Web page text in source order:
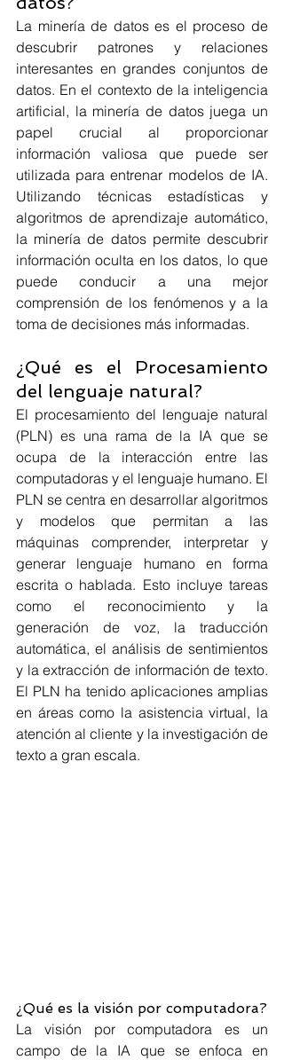
La minería de datos es el proceso de
descubrir patrones y relaciones
interesantes en grandes conjuntos de
datos. En el contexto de la inteligencia
artificial, la minería de datos juega un
papel crucial al proporcionar
información valiosa que puede ser
utilizada para entrenar modelos de IA.
Utilizando técnicas estadísticas y
algoritmos de aprendizaje automático,
la minería de datos permite descubrir
información oculta en los datos, lo que
puede conducir a una mejor
comprensión de los fenómenos y a la
toma de decisiones más informadas.
¿Qué es el Procesamiento
del lenguaje natural?
El procesamiento del lenguaje natural
(PLN) es una rama de la IA que se
ocupa de la interacción entre las
computadoras y el lenguaje humano. El
PLN se centra en desarrollar algoritmos
y modelos que permitan a las
máquinas comprender, interpretar y
generar lenguaje humano en forma
escrita o hablada. Esto incluye tareas
como el reconocimiento y la
generación de voz, la traducción
automática, el análisis de sentimientos
y la extracción de información de texto.
El PLN ha tenido aplicaciones amplias
en áreas como la asistencia virtual, la
atención al cliente y la investigación de
texto a gran escala.
¿Qué es la visión por computadora?
La visión por computadora es un
campo de la IA que se enfoca en